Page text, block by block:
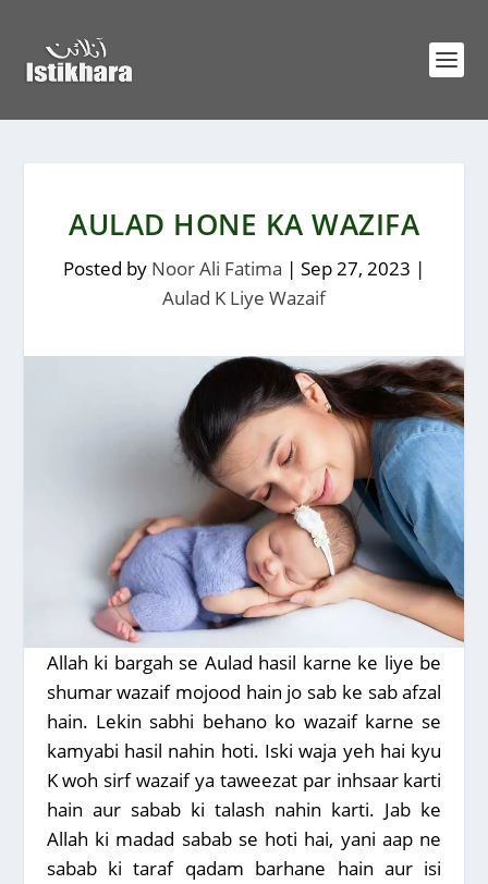
AULAD HONE KA WAZIFA
Posted by Noor Ali Fatima | Sep 27, 2023 |
Aulad K Liye Wazaif
Allah ki bargah se Aulad hasil karne ke liye be
shumar wazaif mojood hain jo sab ke sab afzal
hain. Lekin sabhi behano ko wazaif karne se
kamyabi hasil nahin hoti. Iski waja yeh hai kyu
K woh sirf wazaif ya taweezat par inhsaar karti
hain aur sabab ki talash nahin karti. Jab ke
Allah ki madad sabab se hoti hai, yani aap ne
sabab ki taraf qadam barhane hain aur isi